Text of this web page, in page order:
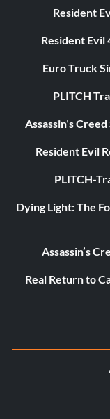
Resident
Resident Evil
Euro Truck
PLITCH
Assassin’s
Resident Evil
PLITCH-
Dying Light: The
Assassin’s
Real Return to